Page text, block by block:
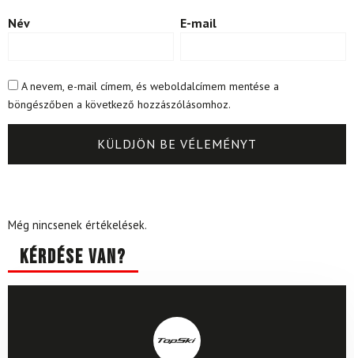
Név E-mail
A nevem, e-mail címem, és weboldalcímem mentése a
böngészőben a következő hozzászólásomhoz.
Még nincsenek értékelések.
Kérdése van?